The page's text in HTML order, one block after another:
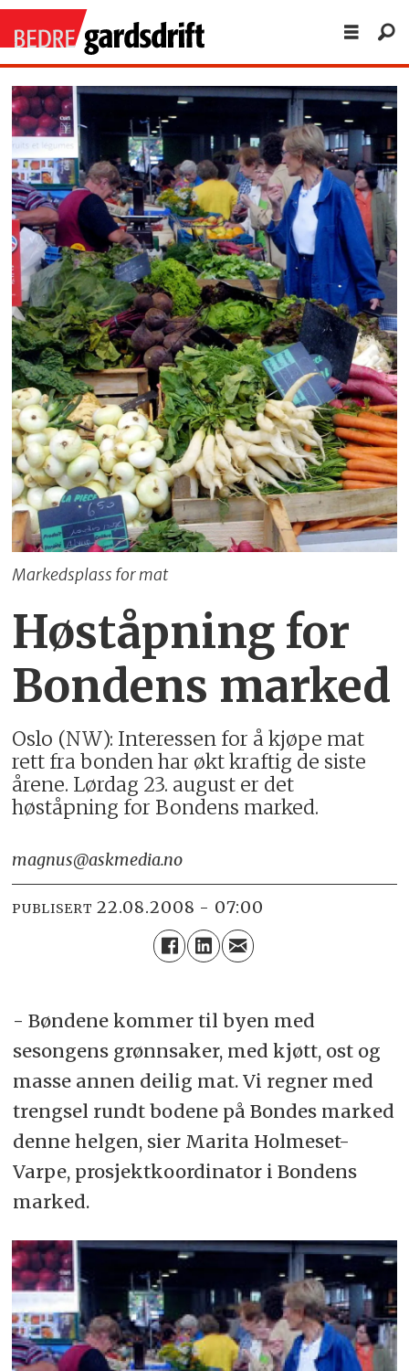
Markedsplass for mat
Høståpning for
Bondens marked
Oslo (NW): Interessen for å kjøpe mat
rett fra bonden har økt kraftig de siste
årene. Lørdag 23. august er det
høståpning for Bondens marked.
magnus@askmedia.no
PUBLISERT 22.08.2008 - 07:00
- Bøndene kommer til byen med
sesongens grønnsaker, med kjøtt, ost og
masse annen deilig mat. Vi regner med
trengsel rundt bodene på Bondes marked
denne helgen, sier Marita Holmeset-
Varpe, prosjektkoordinator i Bondens
marked.